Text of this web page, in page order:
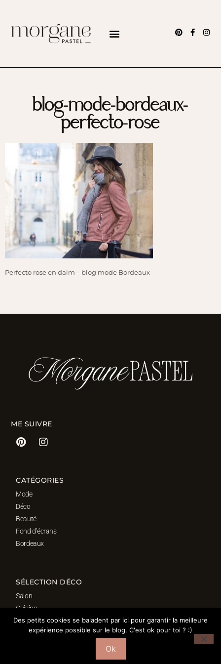
blog-mode-bordeaux-
perfecto-rose
Perfecto rose en daim – blog mode Bordeaux
ME SUIVRE
CATÉGORIES
Mode
Déco
Beauté
Fond d’écrans
Bordeaux
SÉLECTION DÉCO
Salon
Cuisine
Salle de bain
Chambre
Des petits cookies se baladent par ici pour garantir la meilleure
expérience possible sur le blog. C'est ok pour toi ? :)
Ok